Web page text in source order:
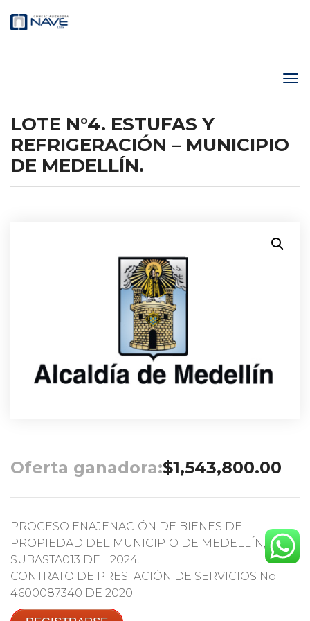
LOTE N°4. ESTUFAS Y
REFRIGERACIÓN – MUNICIPIO
DE MEDELLÍN.
Oferta ganadora:$1,543,800.00
PROCESO ENAJENACIÓN DE BIENES DE
PROPIEDAD DEL MUNICIPIO DE MEDELLÍN,
SUBASTA013 DEL 2024.
CONTRATO DE PRESTACIÓN DE SERVICIOS No.
4600087340 DE 2020.